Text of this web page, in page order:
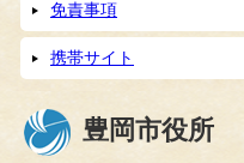
免責事項
携帯サイト
豊岡市役所